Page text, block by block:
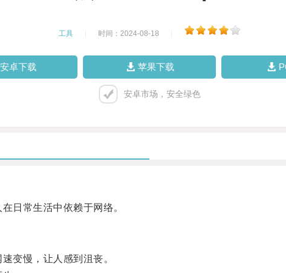
工具 时间：2024-08-18
安卓下载 苹果下载
安卓市场，安全绿色
日常生活中依赖于网络。
变慢，让人感到沮丧。